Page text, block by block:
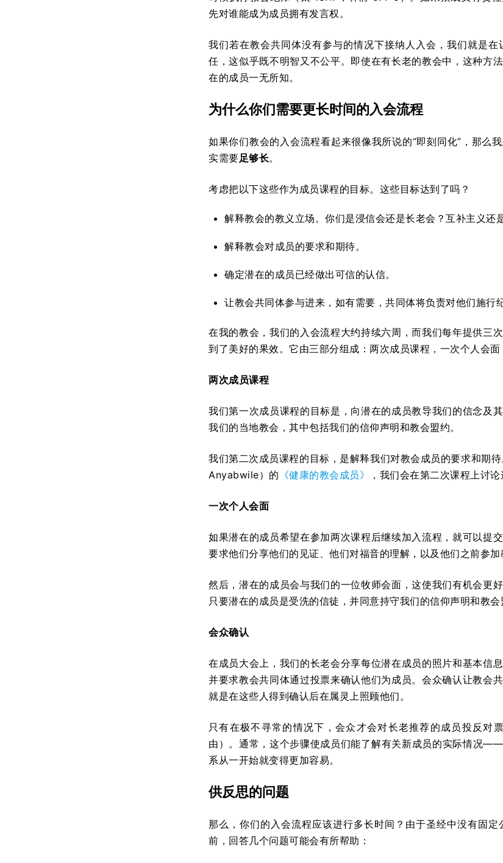
先对谁能成为成员拥有发言权。
我们若在教会共同体没有参与的情况下接纳人入会，我们就是
任，这似乎既不明智又不公平。即使在有长老的教会中，这种方
在的成员一无所知。
为什么你们需要更长时间的入会流程
如果你们教会的入会流程看起来很像我所说的“即刻同化”，那么
实需要足够长。
考虑把以下这些作为成员课程的目标。这些目标达到了吗？
解释教会的教义立场。你们是浸信会还是长老会？互补主义还
解释教会对成员的要求和期待。
确定潜在的成员已经做出可信的认信。
让教会共同体参与进来，如有需要，共同体将负责对他们施行纪
在我的教会，我们的入会流程大约持续六周，而我们每年提供三
到了美好的果效。它由三部分组成：两次成员课程，一次个人会面
两次成员课程
我们第一次成员课程的目标是，向潜在的成员教导我们的信念及
我们的当地教会，其中包括我们的信仰声明和教会盟约。
我们第二次成员课程的目标，是解释我们对教会成员的要求和期
Anyabwile）的 《健康的教会成员》 ，我们会在第二次课程上讨论
一次个人会面
如果潜在的成员希望在参加两次课程后继续加入流程，就可以提
要求他们分享他们的见证、他们对福音的理解，以及他们之前参加
然后，潜在的成员会与我们的一位牧师会面，这使我们有机会更
只要潜在的成员是受洗的信徒，并同意持守我们的信仰声明和教
会众确认
在成员大会上，我们的长老会分享每位潜在成员的照片和基本信
并要求教会共同体通过投票来确认他们为成员。会众确认让教会
就是在这些人得到确认后在属灵上照顾他们。
只有在极不寻常的情况下，会众才会对长老推荐的成员投反对
由）。通常，这个步骤使成员们能了解有关新成员的实际情况
系从一开始就变得更加容易。
供反思的问题
那么，你们的入会流程应该进行多长时间？由于圣经中没有固
前，回答几个问题可能会有所帮助：